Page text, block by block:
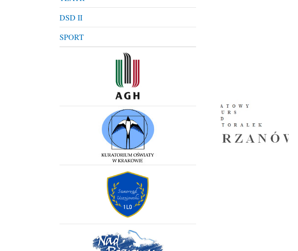
DSD II
SPORT